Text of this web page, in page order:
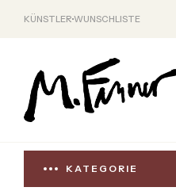
KÜNSTLER WUNSCHLISTE
KATEGORIE